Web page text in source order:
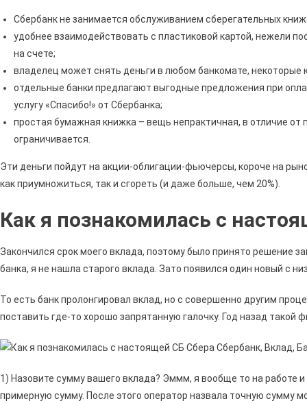
Сбербанк не занимается обслуживанием сберегательных
удобнее взаимодействовать с пластиковой картой, нежели
на счете;
владелец может снять деньги в любом банкомате, некоторые
отдельные банки предлагают выгодные предложения при
услугу «Спасибо!» от Сбербанка;
простая бумажная книжка – вещь непрактичная, в отличие от
ограничивается.
Эти деньги пойдут на акции-облигации-фьючерсы, короче на
как приумножиться, так и сгореть (и даже больше, чем 20%).
Как я познакомилась с
Закончился срок моего вклада, поэтому было принято решение
банка, я не нашла старого вклада. Зато появился один новый с
То есть банк пролонгировал вклад, но с совершенно другим
поставить где-то хорошо запрятанную галочку. Год назад такой
1) Назовите сумму вашего вклада? Эммм, я вообще то на работе
примерную сумму. После этого оператор назвала точную сумму